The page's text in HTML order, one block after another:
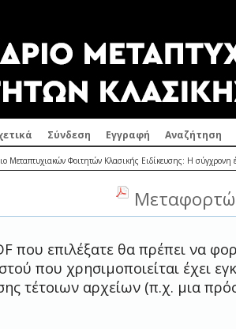
Σύνδεση Εγγραφή Αναζήτηση
Μεταπτυχιακών Φοιτητών Κλασικής Ειδίκευσης: Η σύγχρονη
που επιλέξατε θα πρέπει να
που χρησιμοποιείται έχει
τέτοιων αρχείων (π.χ. μια